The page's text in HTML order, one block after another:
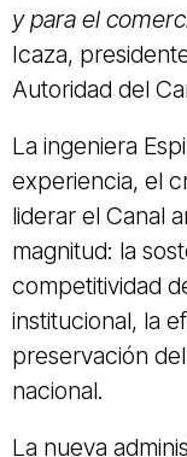
y para el
Icaza,
Autoridad del
La ingeniera
experiencia, el
liderar el Canal
magnitud: la
competitividad
institucional, la
preservación
nacional.
La nueva